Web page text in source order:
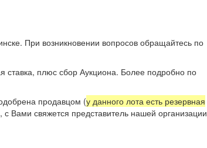
При возникновении вопросов обращайтесь по
ставка, плюс сбор Аукциона. Более подробно по
продавцом (у данного лота есть резервная
с Вами свяжется представитель нашей организации